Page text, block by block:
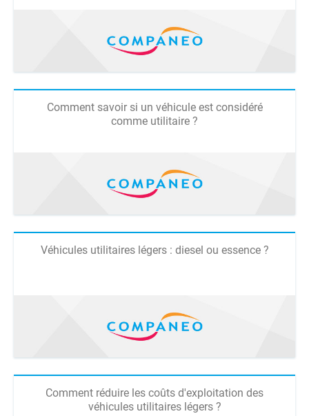
Comment savoir si un véhicule est considéré
comme utilitaire ?
Véhicules utilitaires légers : diesel ou essence ?
Comment réduire les coûts d'exploitation des
véhicules utilitaires légers ?